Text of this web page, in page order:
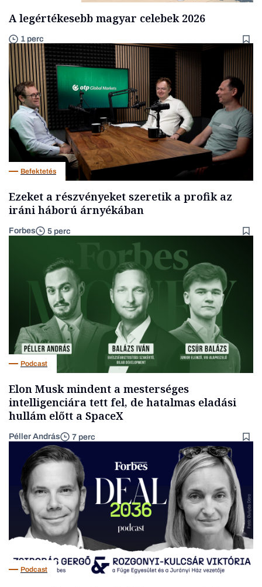
A legértékesebb magyar celebek 2026
1 perc
Befektetés
Ezeket a részvényeket szeretik a profik az
iráni háború árnyékában
Forbes 5 perc
Podcast
Elon Musk mindent a mesterséges
intelligenciára tett fel, de hatalmas eladási
hullám előtt a SpaceX
Péller András 7 perc
Podcast